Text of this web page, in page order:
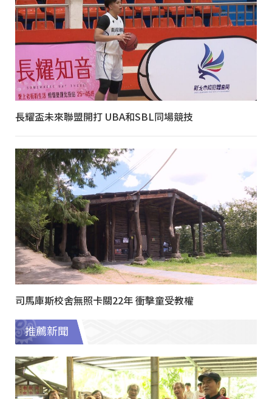
長耀盃未來聯盟開打 UBA和SBL同場競技
司馬庫斯校舍無照卡關22年 衝擊童受教權
推薦新聞